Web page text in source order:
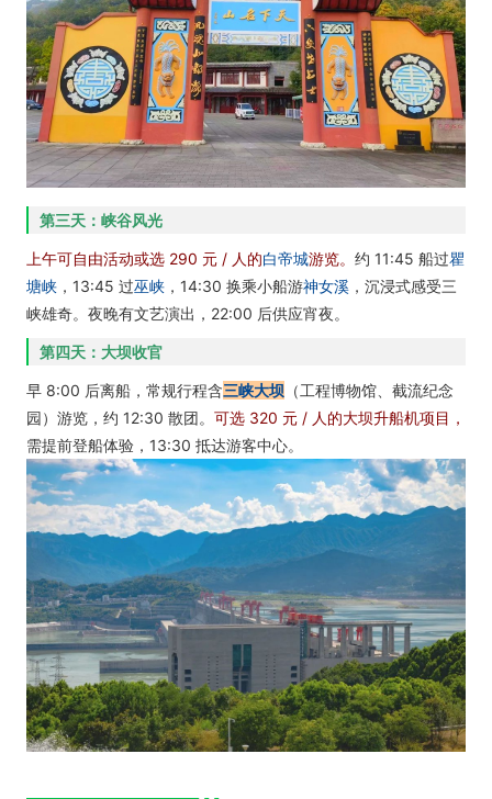
第三天：峡谷风光
上午可自由活动或选 290 元 / 人的白帝城游览。 约 11:45 船过瞿
塘峡 ，13:45 过巫峡 ，14:30 换乘小船游神女溪 ，沉浸式感受三
峡雄奇。夜晚有文艺演出，22:00 后供应宵夜。
第四天：大坝收官
早 8:00 后离船，常规行程含三峡大坝 （工程博物馆、截流纪念
园）游览，约 12:30 散团。 可选 320 元 / 人的大坝升船机项目，
需提前登船体验，13:30 抵达游客中心。